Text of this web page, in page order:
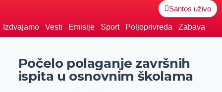
Santos uživo
Izdvajamo Vesti Emisije Sport Poljoprivreda Zabava
Počelo polaganje završnih
ispita u osnovnim školama